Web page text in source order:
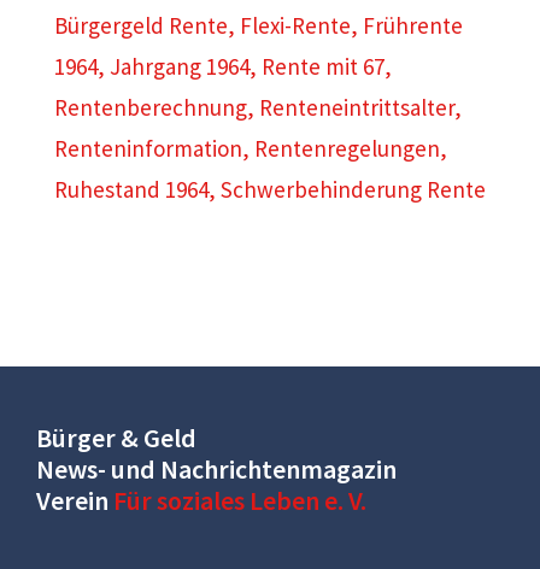
Bürgergeld Rente, Flexi-Rente, Frührente
1964, Jahrgang 1964, Rente mit 67,
Rentenberechnung, Renteneintrittsalter,
Renteninformation, Rentenregelungen,
Ruhestand 1964, Schwerbehinderung Rente
Bürger & Geld
News- und Nachrichtenmagazin
Verein Für soziales Leben e. V.